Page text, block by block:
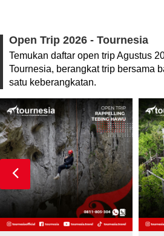
Open Trip 2026 - Tournesia
Temukan daftar open trip Agustus
Tournesia, berangkat trip bersama
satu keberangkatan.